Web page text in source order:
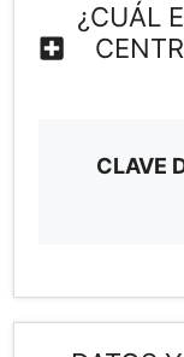
¿CUÁL
CLAVE